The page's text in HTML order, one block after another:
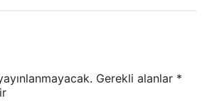
Gerekli alanlar *